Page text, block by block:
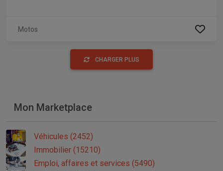
Motos
CHARGER PLUS
Mon Marketplace
Véhicules (2452)
Immobilier (15210)
Emploi, affaires et services (5490)